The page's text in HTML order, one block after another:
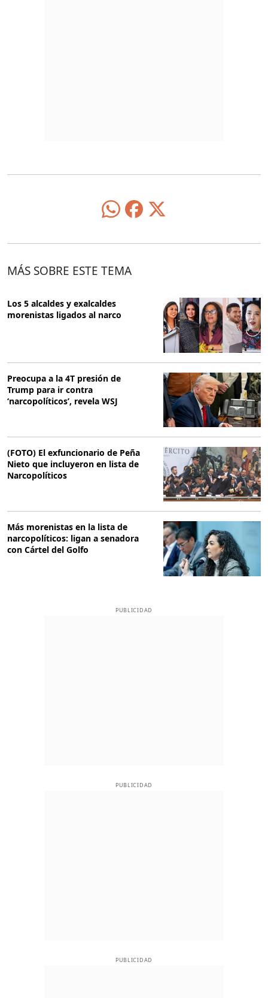
MÁS SOBRE ESTE TEMA
Los 5 alcaldes y exalcaldes
morenistas ligados al narco
Preocupa a la 4T presión de
Trump para ir contra
‘narcopolíticos’, revela WSJ
(FOTO) El exfuncionario de Peña
Nieto que incluyeron en lista de
Narcopolíticos
Más morenistas en la lista de
narcopolíticos: ligan a senadora
con Cártel del Golfo
PUBLICIDAD
PUBLICIDAD
PUBLICIDAD